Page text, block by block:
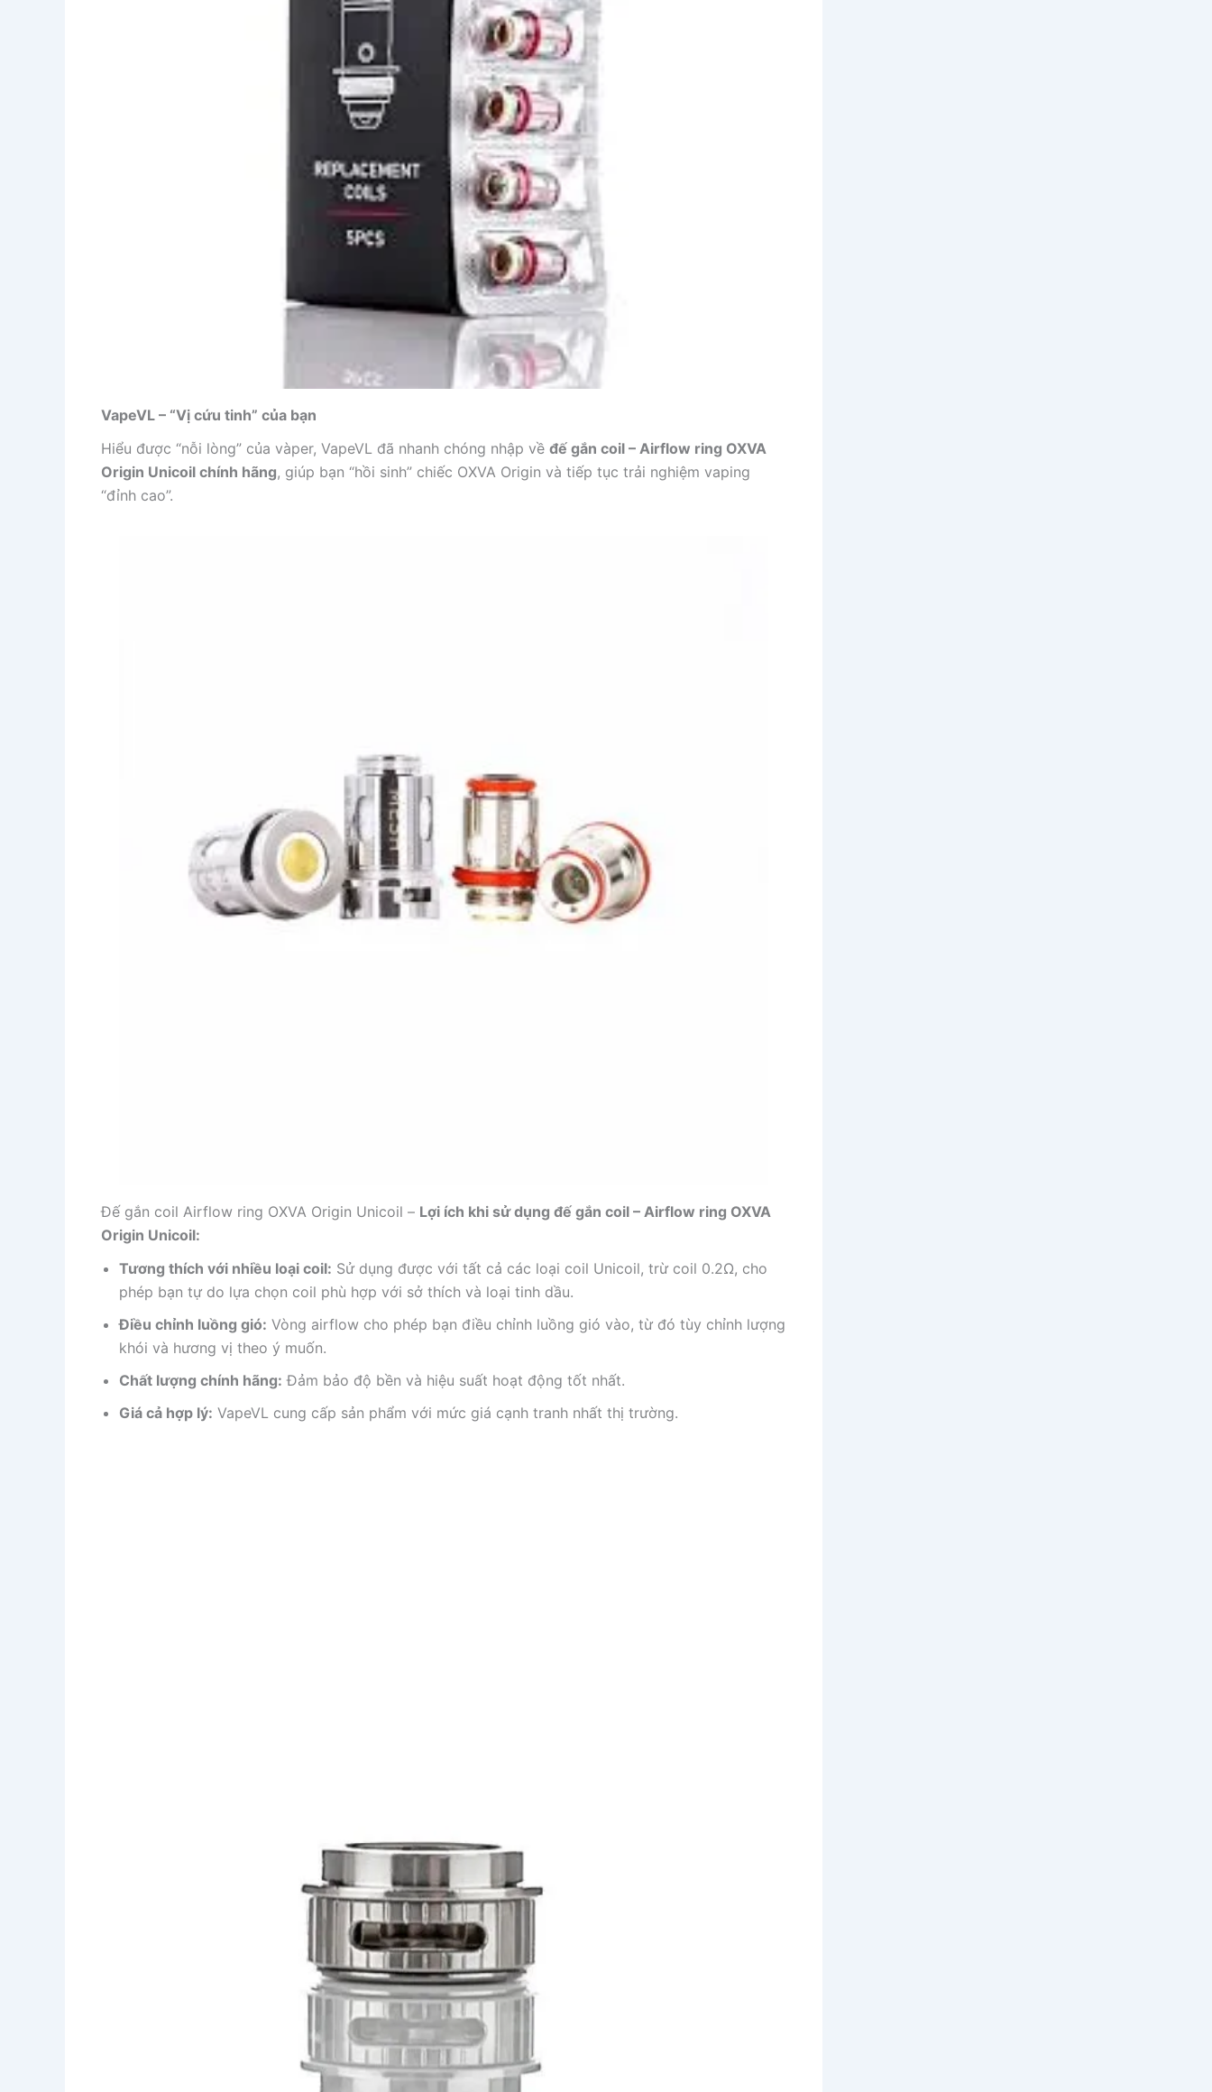
VapeVL – “Vị cứu tinh” của bạn
Hiểu được “nỗi lòng” của vàper, VapeVL đã nhanh chóng nhập về đế gắn coil – Airflow ring OXVA
Origin Unicoil chính hãng, giúp bạn “hồi sinh” chiếc OXVA Origin và tiếp tục trải nghiệm vaping
“đỉnh cao”.
Đế gắn coil Airflow ring OXVA Origin Unicoil – Lợi ích khi sử dụng đế gắn coil – Airflow ring OXVA
Origin Unicoil:
Tương thích với nhiều loại coil: Sử dụng được với tất cả các loại coil Unicoil, trừ coil 0.2Ω, cho
phép bạn tự do lựa chọn coil phù hợp với sở thích và loại tinh dầu.
Điều chỉnh luồng gió: Vòng airflow cho phép bạn điều chỉnh luồng gió vào, từ đó tùy chỉnh lượng
khói và hương vị theo ý muốn.
Chất lượng chính hãng: Đảm bảo độ bền và hiệu suất hoạt động tốt nhất.
Giá cả hợp lý: VapeVL cung cấp sản phẩm với mức giá cạnh tranh nhất thị trường.